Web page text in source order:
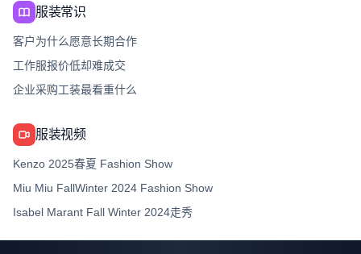
服装常识
客户为什么愿意长期合作
工作服报价低却难成交
企业采购工装最看重什么
服装视频
Kenzo 2025春夏 Fashion Show
Miu Miu FallWinter 2024 Fashion Show
Isabel Marant Fall Winter 2024走秀